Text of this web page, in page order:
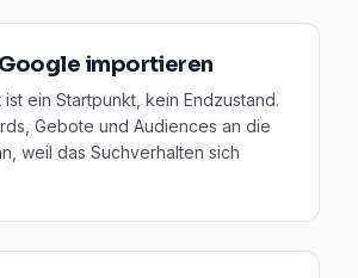
importieren
ein Startpunkt, kein Endzustand.
Gebote und Audiences an die
weil das Suchverhalten sich